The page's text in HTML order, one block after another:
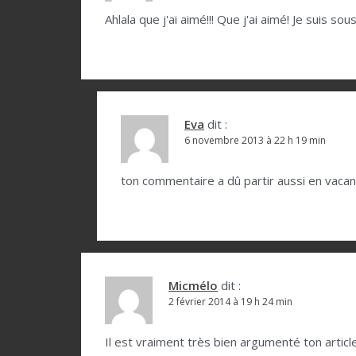
d
i
Ahlala que j'ai aimé!!! Que j'ai aimé! Je suis
Eva dit :
6 novembre 2013 à 22 h 19 min
ton commentaire a dû partir aussi en
Micmélo dit :
2 février 2014 à 19 h 24 min
Il est vraiment très bien argumenté ton